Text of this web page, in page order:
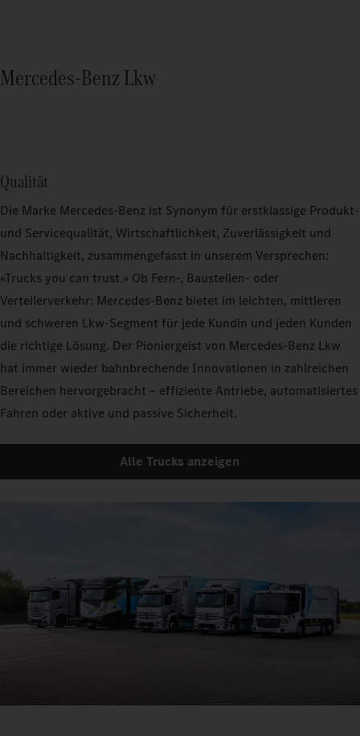
Mercedes-Benz Lkw
Qualität
Die Marke Mercedes-Benz ist Synonym für erstklassige Produkt-
und Servicequalität, Wirtschaftlichkeit, Zuverlässigkeit und
Nachhaltigkeit, zusammengefasst in unserem Versprechen:
«Trucks you can trust.» Ob Fern-, Baustellen- oder
Verteilerverkehr: Mercedes-Benz bietet im leichten, mittleren
und schweren Lkw-Segment für jede Kundin und jeden Kunden
die richtige Lösung. Der Pioniergeist von Mercedes-Benz Lkw
hat immer wieder bahnbrechende Innovationen in zahlreichen
Bereichen hervorgebracht – effiziente Antriebe, automatisiertes
Fahren oder aktive und passive Sicherheit.
Alle Trucks anzeigen